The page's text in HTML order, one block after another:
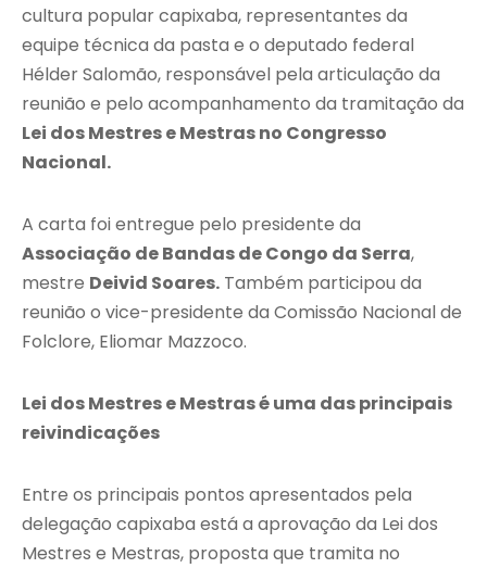
cultura popular capixaba, representantes da
equipe técnica da pasta e o deputado federal
Hélder Salomão, responsável pela articulação da
reunião e pelo acompanhamento da tramitação da
Lei dos Mestres e Mestras no Congresso
Nacional.
A carta foi entregue pelo presidente da
Associação de Bandas de Congo da Serra,
mestre Deivid Soares. Também participou da
reunião o vice-presidente da Comissão Nacional de
Folclore, Eliomar Mazzoco.
Lei dos Mestres e Mestras é uma das principais
reivindicações
Entre os principais pontos apresentados pela
delegação capixaba está a aprovação da Lei dos
Mestres e Mestras, proposta que tramita no